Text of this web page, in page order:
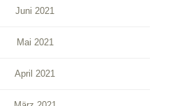
Juni 2021
Mai 2021
April 2021